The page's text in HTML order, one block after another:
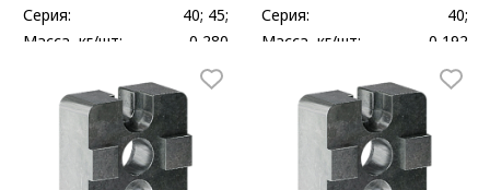
Серия:
40; 45;
Масса, кг/шт:
0,280
3
Серия:
40;
Масса, кг/шт:
0,192